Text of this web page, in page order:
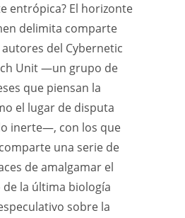
entrópica? El horizonte
delimita comparte
del Cybernetic
Unit —un grupo de
que piensan la
el lugar de disputa
inerte—, con los que
una serie de
de amalgamar el
la última biología
sobre la